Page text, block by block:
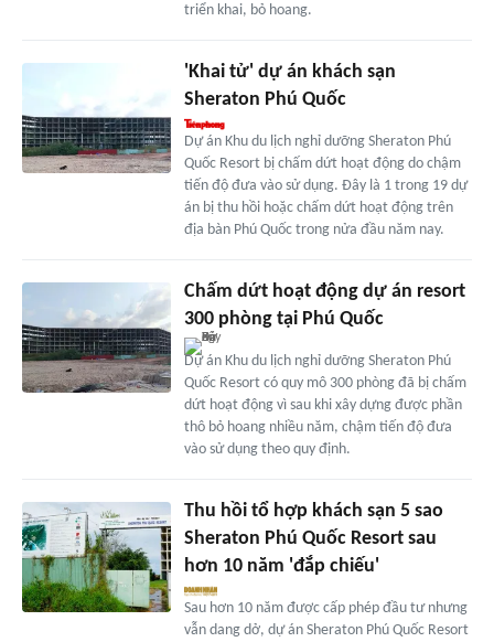
triển khai, bỏ hoang.
'Khai tử' dự án khách sạn
Sheraton Phú Quốc
Dự án Khu du lịch nghỉ dưỡng Sheraton Phú
Quốc Resort bị chấm dứt hoạt động do chậm
tiến độ đưa vào sử dụng. Đây là 1 trong 19 dự
án bị thu hồi hoặc chấm dứt hoạt động trên
địa bàn Phú Quốc trong nửa đầu năm nay.
Chấm dứt hoạt động dự án resort
300 phòng tại Phú Quốc
Dự án Khu du lịch nghỉ dưỡng Sheraton Phú
Quốc Resort có quy mô 300 phòng đã bị chấm
dứt hoạt động vì sau khi xây dựng được phần
thô bỏ hoang nhiều năm, chậm tiến độ đưa
vào sử dụng theo quy định.
Thu hồi tổ hợp khách sạn 5 sao
Sheraton Phú Quốc Resort sau
hơn 10 năm 'đắp chiếu'
Sau hơn 10 năm được cấp phép đầu tư nhưng
vẫn dang dở, dự án Sheraton Phú Quốc Resort